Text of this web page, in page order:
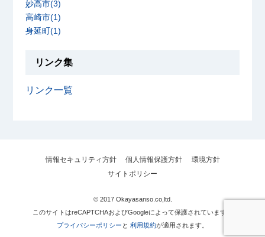
妙高市(3)
高崎市(1)
身延町(1)
リンク集
リンク一覧
情報セキュリティ方針 個人情報保護方針
環境方針
サイトポリシー
© 2017 Okayasanso.co,ltd.
このサイトはreCAPTCHAおよびGoogleによって保護されています。
プライバシーポリシー と 利用規約が適用されます。